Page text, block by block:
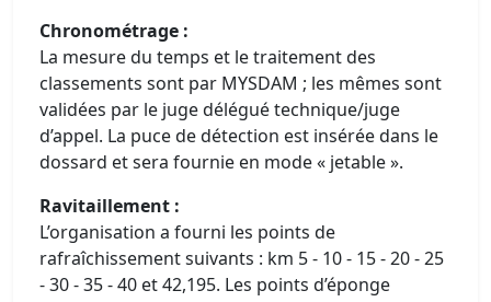
Chronométrage :
La mesure du temps et le traitement des
classements sont par MYSDAM ; les mêmes sont
validées par le juge délégué technique/juge
d’appel. La puce de détection est insérée dans le
dossard et sera fournie en mode « jetable ».
Ravitaillement :
L’organisation a fourni les points de
rafraîchissement suivants : km 5 - 10 - 15 - 20 - 25
- 30 - 35 - 40 et 42,195. Les points d’éponge